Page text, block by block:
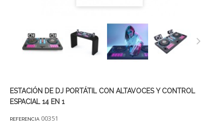
ESTACIÓN DE DJ PORTÁTIL CON ALTAVOCES Y CONTROL
ESPACIAL 14 EN 1
REFERENCIA 00351